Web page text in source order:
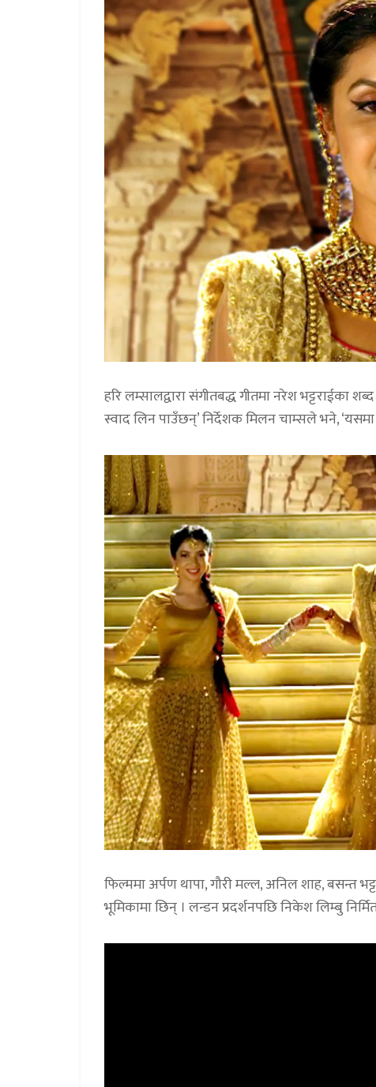
हरि लम्सालद्वारा संगीतबद्ध गीतमा नरेश भट्टराईका
स्वाद लिन पाउँछन्’ निर्देशक मिलन चाम्सले भने,
फिल्ममा अर्पण थापा, गौरी मल्ल, अनिल शाह, बसन्त
भूमिकामा छिन् । लन्डन प्रदर्शनपछि निकेश लिम्बु